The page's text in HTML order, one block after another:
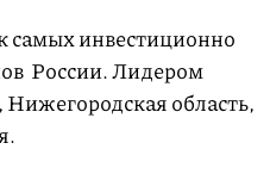
самых инвестиционно
России. Лидером
область,